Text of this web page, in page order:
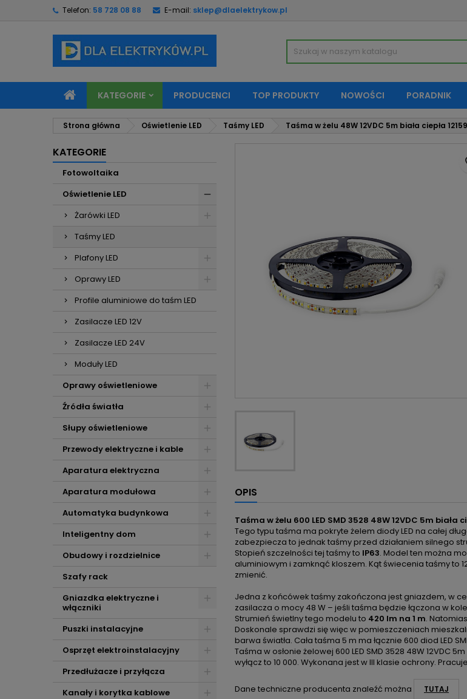
Telefon: 58 728 08 88 E-mail: sklep@dlaelektrykow.pl
KATEGORIE PRODUCENCI TOP PRODUKTY NOWOŚCI PORADNIK
Strona główna Oświetlenie LED Taśmy LED Taśma w żelu 48W 12VDC 5m biała ciepła
KATEGORIE
Fotowoltaika
Oświetlenie LED
Żarówki LED
Taśmy LED
Plafony LED
Oprawy LED
Profile aluminiowe do taśm LED
Zasilacze LED 12V
Zasilacze LED 24V
Moduły LED
Oprawy oświetleniowe
Źródła światła
Słupy oświetleniowe
Przewody elektryczne i kable
Aparatura elektryczna
Aparatura modułowa
Automatyka budynkowa
Inteligentny dom
Obudowy i rozdzielnice
Szafy rack
Gniazdka elektryczne i
włączniki
Puszki instalacyjne
Osprzęt elektroinstalacyjny
Przedłużacze i przyłącza
Kanały i korytka kablowe
OPIS
Taśma w żelu 600 LED SMD 3528 48W 12VDC 5m biała
Tego typu taśma ma pokryte żelem diody LED na całej
zabezpiecza to jednak taśmy przed działaniem silnego
Stopień szczelności tej taśmy to IP63. Model ten można
aluminiowym i zamknąć kloszem. Kąt świecenia taśmy to
zmienić.
Jedna z końcówek taśmy zakończona jest gniazdem, w
zasilacza o mocy 48 W – jeśli taśma będzie łączona w
Strumień świetlny tego modelu to 420 lm na 1 m.
Doskonale sprawdzi się więc w pomieszczeniach
barwa światła. Cała taśma 5 m ma łącznie 600 diod LED
Taśma w osłonie żelowej 600 LED SMD 3528 48W 12VDC
wyłącz to 10 000. Wykonana jest w III klasie ochrony.
Dane techniczne producenta znaleźć można TUTAJ
Moje listy życzeń
Utwórz nową listę
Utwórz listę życzeń
Anuluj
Zaloguj się
Musisz być zalogowany by zapisać produkty na